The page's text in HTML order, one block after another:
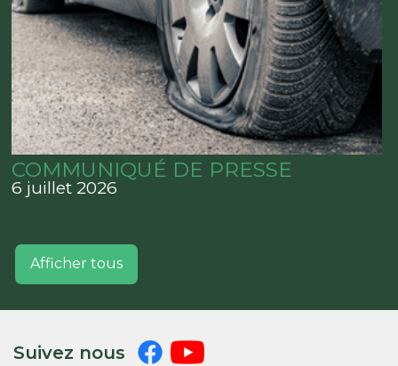
COMMUNIQUÉ DE PRESSE
6 juillet 2026
Afficher tous
Suivez nous